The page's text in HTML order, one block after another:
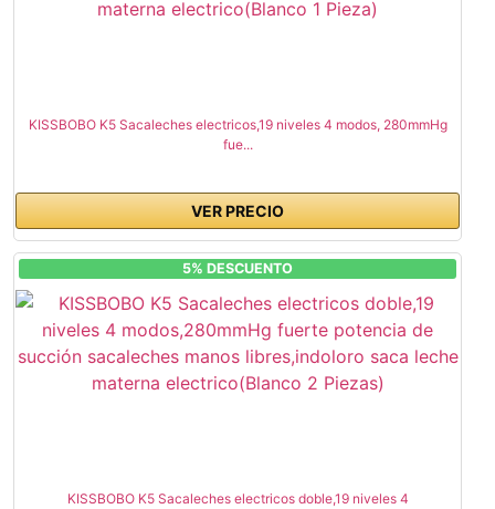
KISSBOBO K5 Sacaleches electricos,19 niveles 4 modos, 280mmHg
fue...
VER PRECIO
5% DESCUENTO
KISSBOBO K5 Sacaleches electricos doble,19 niveles 4